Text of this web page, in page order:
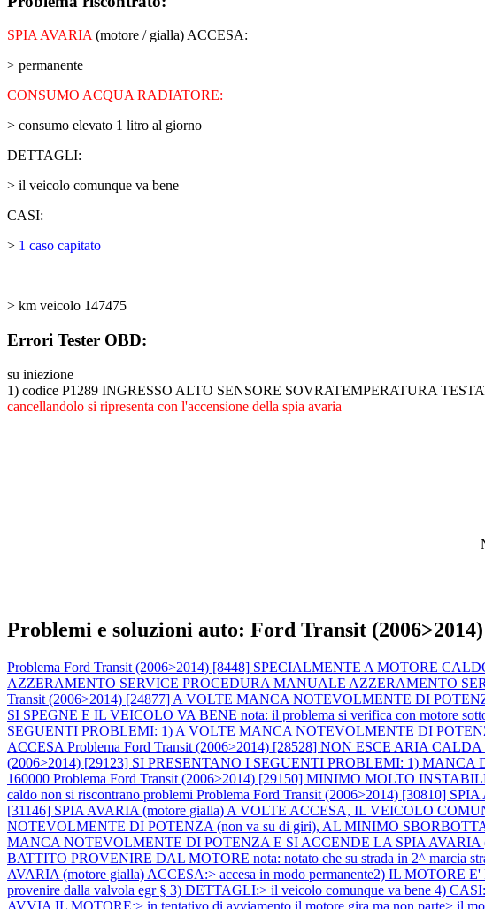
SPIA AVARIA (motore / gialla) ACCESA:
> permanente
CONSUMO ACQUA RADIATORE:
> consumo elevato 1 litro al giorno
DETTAGLI:
> il veicolo comunque va bene
CASI:
> 1 caso capitato
> km veicolo 147475
Errori Tester OBD:
su iniezione
1) codice P1289 INGRESSO ALTO SENSORE SOVRATEMPERATURA
cancellandolo si ripresenta con l'accensione della spia avaria
Problemi e soluzioni auto: Ford Transit (2006>2014)
Problema Ford Transit (2006>2014) [8448] SPECIALMENTE A MOTORE
AZZERAMENTO SERVICE PROCEDURA MANUALE AZZERAMENTO
Transit (2006>2014) [24877] A VOLTE MANCA NOTEVOLMENTE DI
SI SPEGNE E IL VEICOLO VA BENE nota: il problema si verifica con motore
SEGUENTI PROBLEMI: 1) A VOLTE MANCA NOTEVOLMENTE DI
ACCESA Problema Ford Transit (2006>2014) [28528] NON ESCE ARIA
(2006>2014) [29123] SI PRESENTANO I SEGUENTI PROBLEMI: 1)
160000 Problema Ford Transit (2006>2014) [29150] MINIMO MOLTO
caldo non si riscontrano problemi Problema Ford Transit (2006>2014) [30810]
[31146] SPIA AVARIA (motore gialla) A VOLTE ACCESA, IL VEICOLO
NOTEVOLMENTE DI POTENZA (non va su di giri), AL MINIMO
MANCA NOTEVOLMENTE DI POTENZA E SI ACCENDE LA SPIA AVARIA
BATTITO PROVENIRE DAL MOTORE nota: notato che su strada in 2^ marcia
AVARIA (motore gialla) ACCESA:> accesa in modo permanente2) IL MOTORE
provenire dalla valvola egr § 3) DETTAGLI:> il veicolo comunque va bene 4)
AVVIA IL MOTORE:> in tentativo di avviamento il motore gira ma non parte> il